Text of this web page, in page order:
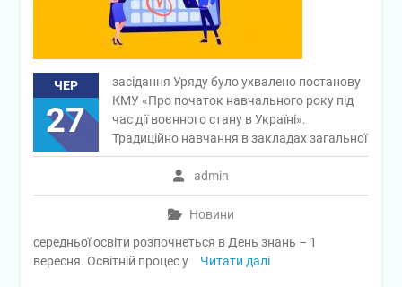
ЧЕР
27
admin
Новини
засідання Уряду було ухвалено постанову
КМУ «Про початок навчального року під
час дії воєнного стану в Україні».
Традиційно навчання в закладах загальної
середньої освіти розпочнеться в День знань – 1
вересня. Освітній процес у
Читати далі